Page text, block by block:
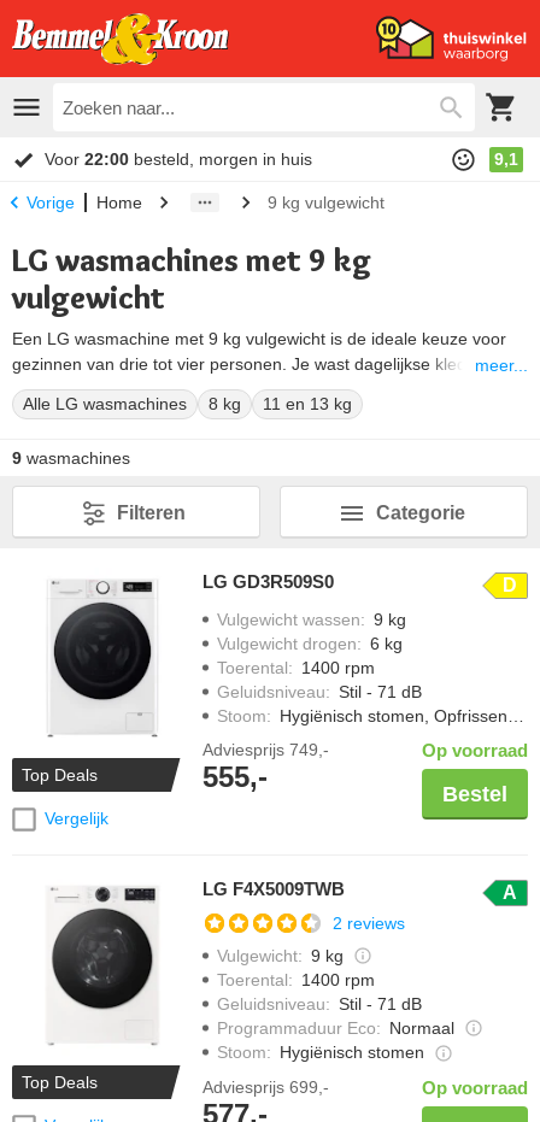
Voor 22:00 besteld, morgen in huis 9,1
Vorige Home 9 kg vulgewicht
LG wasmachines met 9 kg
vulgewicht
Een LG wasmachine met 9 kg vulgewicht is de ideale keuze voor
gezinnen van drie tot vier personen. Je wast dagelijkse kleding,
handdoeken én beddengoed in één wasbeurt zonder de trommel te
overbelasten. Ook tweepersoons huishoudens die liever minder
motor met 10 jaar garantie. Afhankelijk van het model profiteer je
van AI DD™ technologie, TurboWash™ en hygiënische
hieronder het volledige assortiment bij Bemmel & Kroon.
meer...
Alle LG wasmachines 8 kg 11 en 13 kg
9 wasmachines
Categorie
Filteren
Top Deals
Vergelijk
LG GD3R509S0 D
Vulgewicht wassen: 9 kg
Vulgewicht drogen: 6 kg
Toerental: 1400 rpm
Geluidsniveau: Stil - 71 dB
Stoom: Hygiënisch stomen, Opfrissen met stoom
Adviesprijs 749,-
555,-
Op voorraad
Bestel
Top Deals
LG F4X5009TWB A
2 reviews
Vulgewicht: 9 kg
Toerental: 1400 rpm
Geluidsniveau: Stil - 71 dB
Programmaduur Eco: Normaal
Stoom: Hygiënisch stomen
Adviesprijs 699,-
577,-
Op voorraad